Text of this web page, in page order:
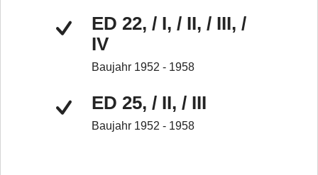
ED 22, / I, / II, / III, /
IV
Baujahr 1952 - 1958
ED 25, / II, / III
Baujahr 1952 - 1958